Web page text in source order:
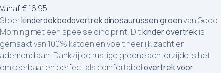
Vanaf€16,95
Stoerkinderdekbedovertrek dinosaurussen groenvan Good
Morning met een speelse dino print. Ditkinder overtrekis
gemaakt van 100% katoen en voelt heerlijk zacht en
ademend aan. Dankzij de rustige groene achterzijde is het
omkeerbaar en perfect als comfortabelovertrek voor